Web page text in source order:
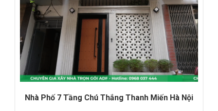
Nhà Phố 7 Tầng Chú Thắng Thanh Miến Hà Nội